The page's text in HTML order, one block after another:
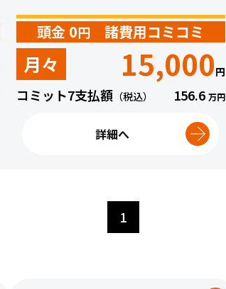
頭金 0円 諸費用コミコミ
月々 15,000円
コミット7支払額 （税込） 156.6 万円
詳細へ
1